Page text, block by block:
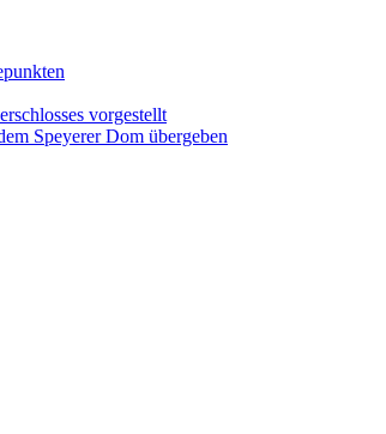
vorgestellt
Speyerer Dom übergeben